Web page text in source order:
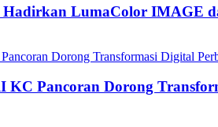
Hadirkan LumaColor
Dorong Transformasi Digital
KC Pancoran Dorong